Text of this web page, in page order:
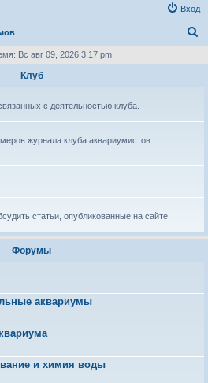
Вход
с
Вс авг 09, 2026 3:17 pm
Клуб
с деятельностью клуба.
журнала клуба аквариумистов
статьи, опубликованные на сайте.
Форумы
аквариумы
и химия воды